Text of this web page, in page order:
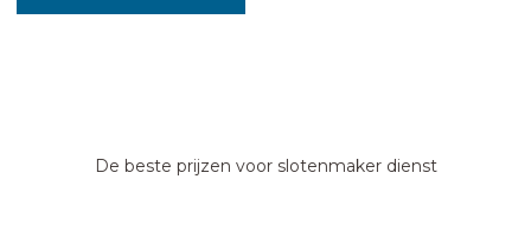
De beste prijzen voor slotenmaker dienst